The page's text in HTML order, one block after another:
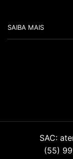
SAIBA MAIS
SAC:
(55)